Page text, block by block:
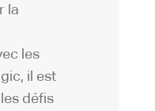
la
les
il est
défis